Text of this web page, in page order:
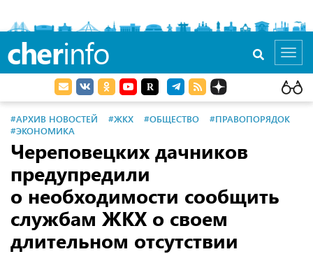
cherinfo
#АРХИВ НОВОСТЕЙ #ЖКХ #ОБЩЕСТВО
#ПРАВОПОРЯДОК
#ЭКОНОМИКА
Череповецких дачников
предупредили
о необходимости сообщить
службам ЖКХ о своем
длительном отсутствии